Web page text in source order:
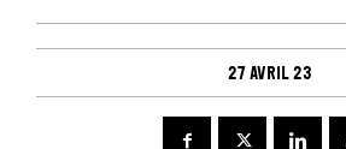
27 avril 23